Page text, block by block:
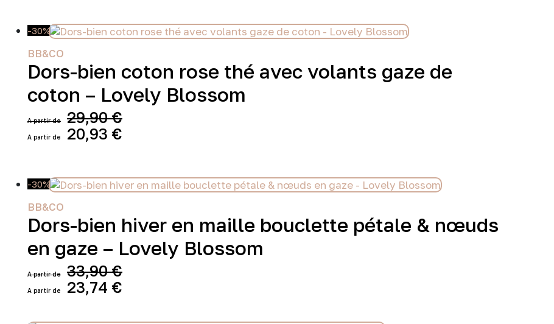
-30%
BB&CO
Dors-bien coton rose thé avec volants gaze de
coton – Lovely Blossom
29,90€
Le
prix
29,90 €.
20,93 €
actuel
est :
20,93 €.
plusieurs
variations.
Les
options
être
sur
la
-30%
BB&CO
Dors-bien hiver en maille bouclette pétale & nœuds
en gaze – Lovely Blossom
33,90€
Le
prix
23,74 €